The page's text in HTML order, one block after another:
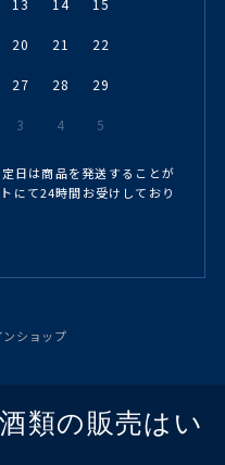
13 14 15
20 21 22
27 28 29
3 4 5
日は商品を発送することが
にて24時間お受けしており
ショップ
類の販売はい